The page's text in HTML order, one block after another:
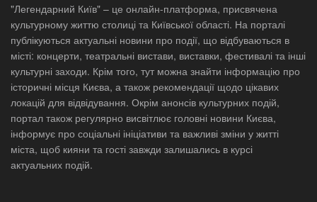
"Легендарний Київ" – це онлайн-платформа, присвячена
культурному життю столиці та Київської області. На порталі
публікуються актуальні новини про події, що відбуваються в
місті: концерти, театральні вистави, виставки, фестивалі та інші
культурні заходи. Крім того, тут можна знайти інформацію про
історичні місця Києва, а також рекомендації щодо цікавих
локацій для відвідування. Окрім анонсів культурних подій,
портал також регулярно висвітлює головні новини Києва,
інформує про соціальні ініціативи та важливі зміни у житті
міста, щоб кияни та гості завжди залишались в курсі
актуальних подій.